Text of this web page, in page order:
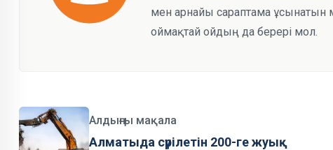
мен арнайы сараптама ұсынатын
оймақтай ойдың да берері мол.
Алдыңғы мақала
Алматыда сүрілетін 200-ге жуық